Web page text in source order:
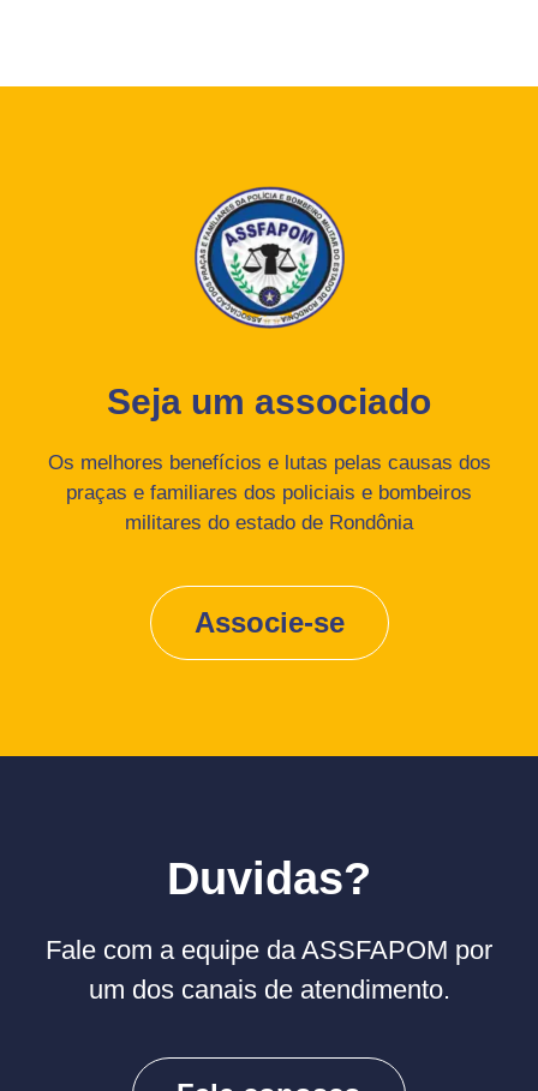
Seja um associado
Os melhores benefícios e lutas pelas causas dos
praças e familiares dos policiais e bombeiros
militares do estado de Rondônia
Associe-se
Duvidas?
Fale com a equipe da ASSFAPOM por
um dos canais de atendimento.